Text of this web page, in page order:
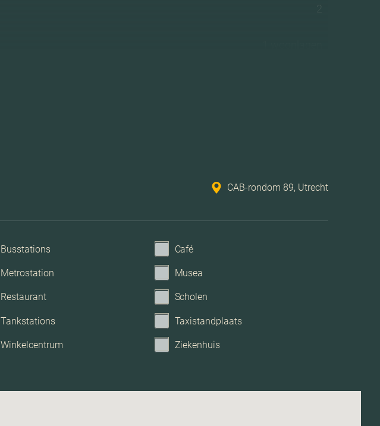
Stadsverwarming
CAB-rondom 89, Utrecht
Busstations Café
Metrostation Musea
Restaurant Scholen
Tankstations Taxistandplaats
Winkelcentrum Ziekenhuis